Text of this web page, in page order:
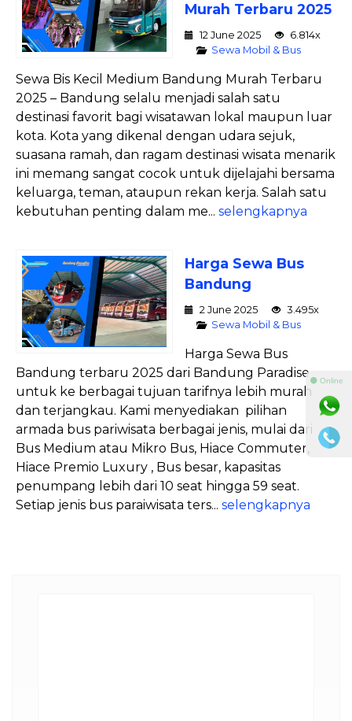
Murah Terbaru 2025
12 June 2025
6.814x
Sewa Mobil & Bus
Sewa Bis Kecil Medium Bandung Murah Terbaru
2025 – Bandung selalu menjadi salah satu
destinasi favorit bagi wisatawan lokal maupun luar
kota. Kota yang dikenal dengan udara sejuk,
suasana ramah, dan ragam destinasi wisata menarik
ini memang sangat cocok untuk dijelajahi bersama
keluarga, teman, ataupun rekan kerja. Salah satu
kebutuhan penting dalam me... selengkapnya
Harga Sewa Bus
Bandung
2 June 2025
3.495x
Sewa Mobil & Bus
Harga Sewa Bus
Bandung terbaru 2025 dari Bandung Paradise
untuk ke berbagai tujuan tarifnya lebih murah
dan terjangkau. Kami menyediakan pilihan
armada bus pariwisata berbagai jenis, mulai dari
Bus Medium atau Mikro Bus, Hiace Commuter,
Hiace Premio Luxury , Bus besar, kapasitas
penumpang lebih dari 10 seat hingga 59 seat.
Setiap jenis bus paraiwisata ters... selengkapnya
⚫ Online